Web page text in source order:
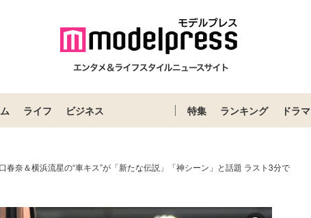
ライフ ビジネス 特集 ランキング ドラマ
春奈＆横浜流星の“車キス”が「新たな伝説」「神シーン」と話題 ラスト3分で